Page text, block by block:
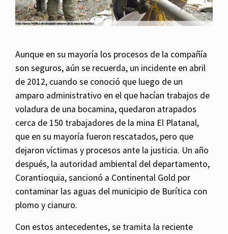
Aunque en su mayoría los procesos de la compañía
son seguros, aún se recuerda, un incidente en abril
de 2012, cuando se conoció que luego de un
amparo administrativo en el que hacían trabajos de
voladura de una bocamina, quedaron atrapados
cerca de 150 trabajadores de la mina El Platanal,
que en su mayoría fueron rescatados, pero que
dejaron víctimas y procesos ante la justicia. Un año
después, la autoridad ambiental del departamento,
Corantioquia, sancionó a Continental Gold por
contaminar las aguas del municipio de Burítica con
plomo y cianuro.
Con estos antecedentes, se tramita la reciente